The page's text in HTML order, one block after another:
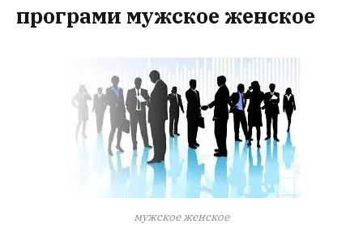
програми мужское женское
мужское женское